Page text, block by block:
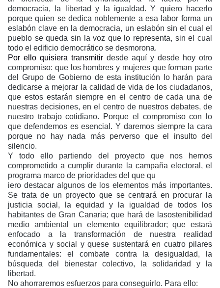
democracia, la libertad y la igualdad. Y quiero hacerlo
porque quien se dedica noblemente a esa labor forma un
eslabón clave en la democracia, un eslabón sin el cual el
pueblo se queda sin la voz que lo representa, sin el cual
todo el edificio democrático se desmorona.
Por ello quisiera transmitir desde aquí y desde hoy otro
compromiso: que los hombres y mujeres que forman parte
del Grupo de Gobierno de esta institución lo harán para
dedicarse a mejorar la calidad de vida de los ciudadanos,
que estos estarán siempre en el centro de cada una de
nuestras decisiones, en el centro de nuestros debates, de
nuestro trabajo cotidiano. Porque el compromiso con lo
que defendemos es esencial. Y daremos siempre la cara
porque no hay nada más perverso que el insulto del
silencio.
Y todo ello partiendo del proyecto que nos hemos
comprometido a cumplir durante la campaña electoral, el
programa marco de prioridades del que qu
iero destacar algunos de los elementos más importantes.
Se trata de un proyecto que se centrará en procurar la
justicia social, la equidad y la igualdad de todos los
habitantes de Gran Canaria; que hará de lasostenibilidad
medio ambiental un elemento equilibrador; que estará
enfocado a la transformación de nuestra realidad
económica y social y quese sustentará en cuatro pilares
fundamentales: el combate contra la desigualdad, la
búsqueda del bienestar colectivo, la solidaridad y la
libertad.
No ahorraremos esfuerzos para conseguirlo. Para ello: